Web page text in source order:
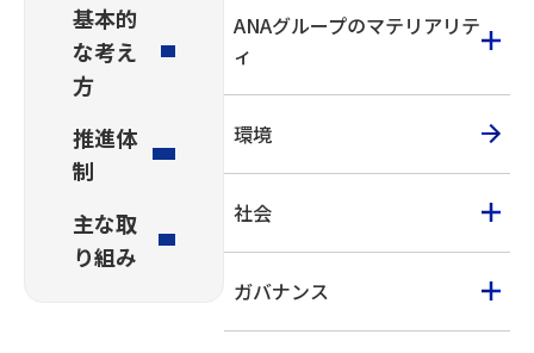
基本的
な考え
方
推進体
制
主な取
り組み
ANAグループのマテリアリテ
ィ
環境
社会
ガバナンス